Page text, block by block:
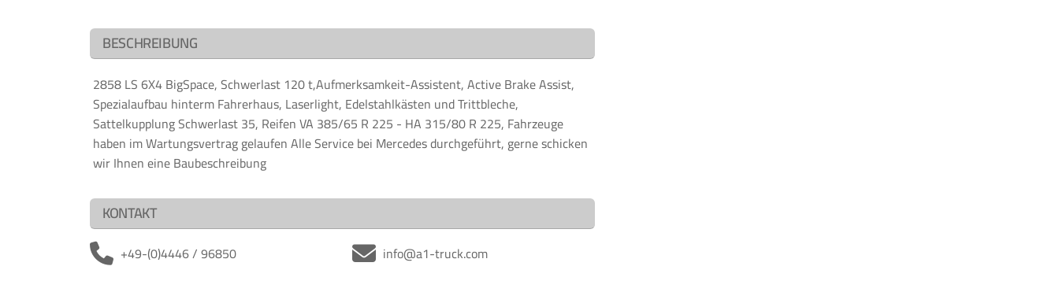
BESCHREIBUNG
2858 LS 6X4 BigSpace, Schwerlast 120 t,Aufmerksamkeit-Assistent, Active Brake Assist,
Spezialaufbau hinterm Fahrerhaus, Laserlight, Edelstahlkästen und Trittbleche,
Sattelkupplung Schwerlast 35, Reifen VA 385/65 R 225 - HA 315/80 R 225, Fahrzeuge
haben im Wartungsvertrag gelaufen Alle Service bei Mercedes durchgeführt, gerne schicken
wir Ihnen eine Baubeschreibung
KONTAKT
+49-(0)4446 / 96850
info@a1-truck.com